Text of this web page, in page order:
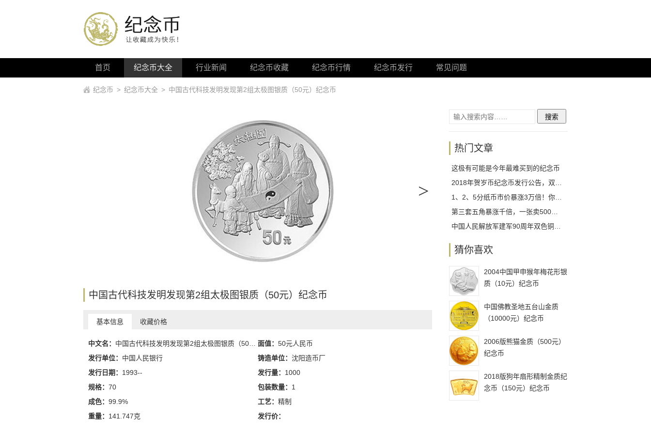
首页 纪念币大全 行业新闻 纪念币收藏 纪念币行情 纪念币发行 常见问题
纪念币 > 纪念币大全 > 中国古代科技发明发现第2组太极图银质（50元）纪念币
>
中国古代科技发明发现第2组太极图银质（50元）纪念币
基本信息 收藏价格
中文名： 中国古代科技发明发现第2组太极图银质（50元）纪念币 面值： 50元人民币
发行单位： 中国人民银行 铸造单位： 沈阳造币厂
发行日期： 1993-- 发行量： 1000
规格： 70 包装数量： 1
成色： 99.9% 工艺： 精制
重量： 141.747克 发行价：
热门文章
这极有可能是今年最难买到的纪念币
猜你喜欢
2004中国甲申猴年梅花形银
质（10元）纪念币
中国佛教圣地五台山金质
（10000元）纪念币
2006版熊猫金质（500元）
纪念币
2018版狗年扇形精制金质纪
念币（150元）纪念币